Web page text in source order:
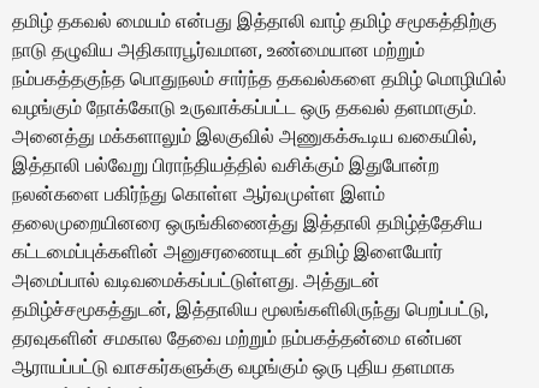
தமிழ் தகவல் மையம் என்பது இத்தாலி வாழ் தமிழ் சமூகத்திற்கு
நாடு தழுவிய அதிகாரபூர்வமான, உண்மையான மற்றும்
நம்பகத்தகுந்த பொதுநலம் சார்ந்த தகவல்களை தமிழ் மொழியில்
வழங்கும் நோக்கோடு உருவாக்கப்பட்ட ஒரு தகவல் தளமாகும்.
அனைத்து மக்களாலும் இலகுவில் அணுகக்கூடிய வகையில்,
இத்தாலி பல்வேறு பிராந்தியத்தில் வசிக்கும் இதுபோன்ற
நலன்களை பகிர்ந்து கொள்ள ஆர்வமுள்ள இளம்
தலைமுறையினரை ஒருங்கிணைத்து இத்தாலி தமிழ்த்தேசிய
கட்டமைப்புக்களின் அனுசரணையுடன் தமிழ் இளையோர்
அமைப்பால் வடிவமைக்கப்பட்டுள்ளது. அத்துடன்
தமிழ்ச்சமூகத்துடன், இத்தாலிய மூலங்களிலிருந்து பெறப்பட்டு,
தரவுகளின் சமகால தேவை மற்றும் நம்பகத்தன்மை என்பன
ஆராயப்பட்டு வாசகர்களுக்கு வழங்கும் ஒரு புதிய தளமாக